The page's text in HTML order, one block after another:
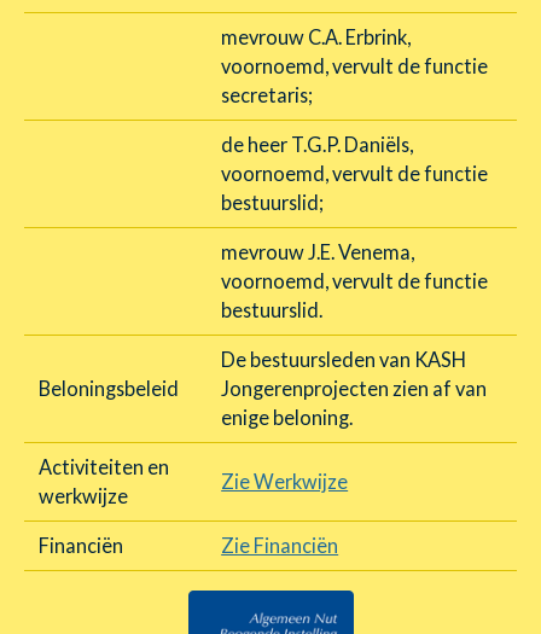
mevrouw C.A. Erbrink,
voornoemd, vervult de functie
secretaris;
de heer T.G.P. Daniëls,
voornoemd, vervult de functie
bestuurslid;
mevrouw J.E. Venema,
voornoemd, vervult de functie
bestuurslid.
Beloningsbeleid
De bestuursleden van KASH
Jongerenprojecten zien af van
enige beloning.
Activiteiten en
werkwijze
Zie Werkwijze
Financiën Zie Financiën